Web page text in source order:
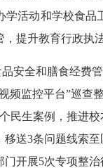
活动和学校食
提升教育行政执
安全和膳食经费
频监控平台”巡查
民生案例，推进校
送3条问题线索
开展5次专项整